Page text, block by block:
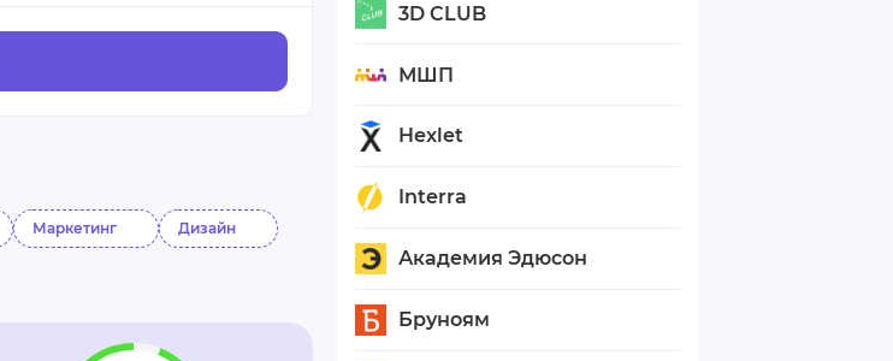
Маркетинг Дизайн
3D CLUB
МШП
Hexlet
Interra
Академия Эдюсон
Бруноям